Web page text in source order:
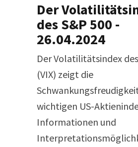
Der
des S&P 500 -
26.04.2024
Der Volatilitätsindex
(VIX) zeigt die
wichtigen US-
Informationen und